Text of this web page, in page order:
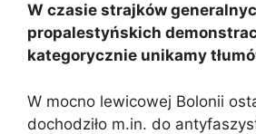
W czasie strajków
propalestyńskich
kategorycznie unikamy
W mocno lewicowej Bolonii
dochodziło m.in. do